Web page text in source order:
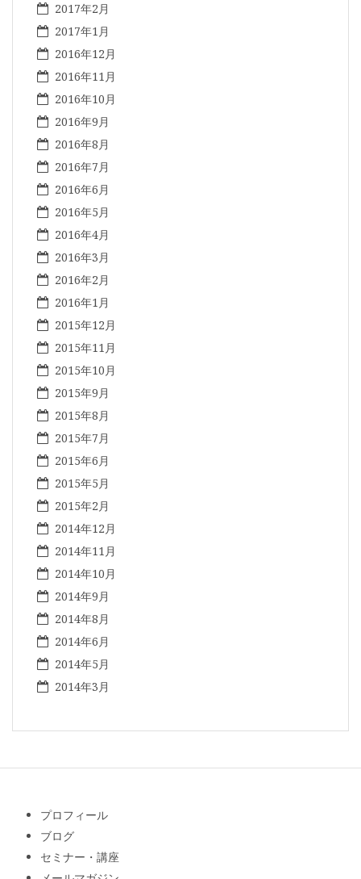
2017年2月
2017年1月
2016年12月
2016年11月
2016年10月
2016年9月
2016年8月
2016年7月
2016年6月
2016年5月
2016年4月
2016年3月
2016年2月
2016年1月
2015年12月
2015年11月
2015年10月
2015年9月
2015年8月
2015年7月
2015年6月
2015年5月
2015年2月
2014年12月
2014年11月
2014年10月
2014年9月
2014年8月
2014年6月
2014年5月
2014年3月
プロフィール
ブログ
セミナー・講座